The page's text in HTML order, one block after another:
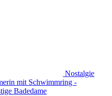
Nostalgie
mit Schwimmring -
Badedame